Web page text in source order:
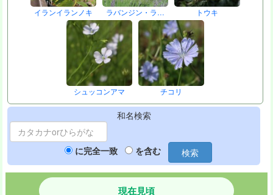
イランイランノキ ラバンジン・ラ… トウキ
シュッコンアマ チコリ
和名検索
に完全一致 を含む 検索
現在見頃